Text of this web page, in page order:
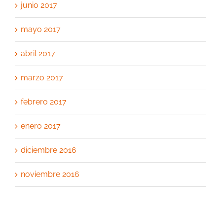
junio 2017
mayo 2017
abril 2017
marzo 2017
febrero 2017
enero 2017
diciembre 2016
noviembre 2016